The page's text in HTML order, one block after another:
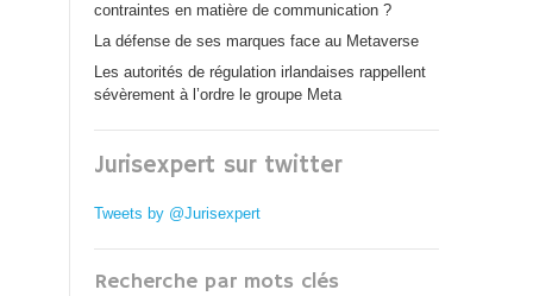
contraintes en matière de communication ?
La défense de ses marques face au Metaverse
Les autorités de régulation irlandaises rappellent
sévèrement à l’ordre le groupe Meta
Jurisexpert sur twitter
Tweets by @Jurisexpert
Recherche par mots clés